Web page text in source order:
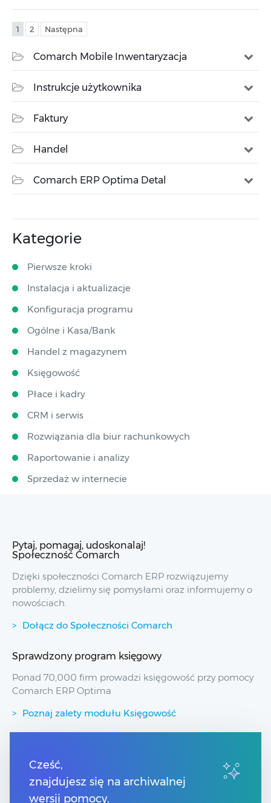
1 2 Następna
Comarch Mobile Inwentaryzacja
Instrukcje użytkownika
Faktury
Handel
Comarch ERP Optima Detal
Kategorie
Pierwsze kroki
Instalacja i aktualizacje
Konfiguracja programu
Ogólne i Kasa/Bank
Handel z magazynem
Księgowość
Płace i kadry
CRM i serwis
Rozwiązania dla biur rachunkowych
Raportowanie i analizy
Sprzedaż w internecie
Pytaj, pomagaj, udoskonalaj!
Społeczność Comarch
Dzięki społeczności Comarch ERP rozwiązujemy
problemy, dzielimy się pomysłami oraz informujemy o
nowościach.
Dołącz do Społeczności Comarch
Sprawdzony program księgowy
Ponad 70,000 firm prowadzi księgowość przy pomocy
Comarch ERP Optima
Poznaj zalety modułu Księgowość
Przydatne linki
Spis treści
Pomoc Comarch Betterfly
Cześć,
znajdujesz się na archiwalnej
wersji pomocy.